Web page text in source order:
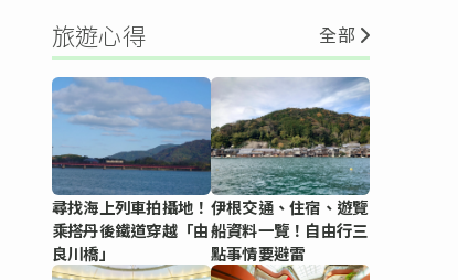
旅遊心得 全部
尋找海上列車拍攝地！
乘搭丹後鐵道穿越「由
良川橋」
伊根交通、住宿、遊覽
船資料一覽！自由行三
點事情要避雷